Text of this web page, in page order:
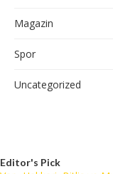
Magazin
Spor
Uncategorized
Editor's Pick